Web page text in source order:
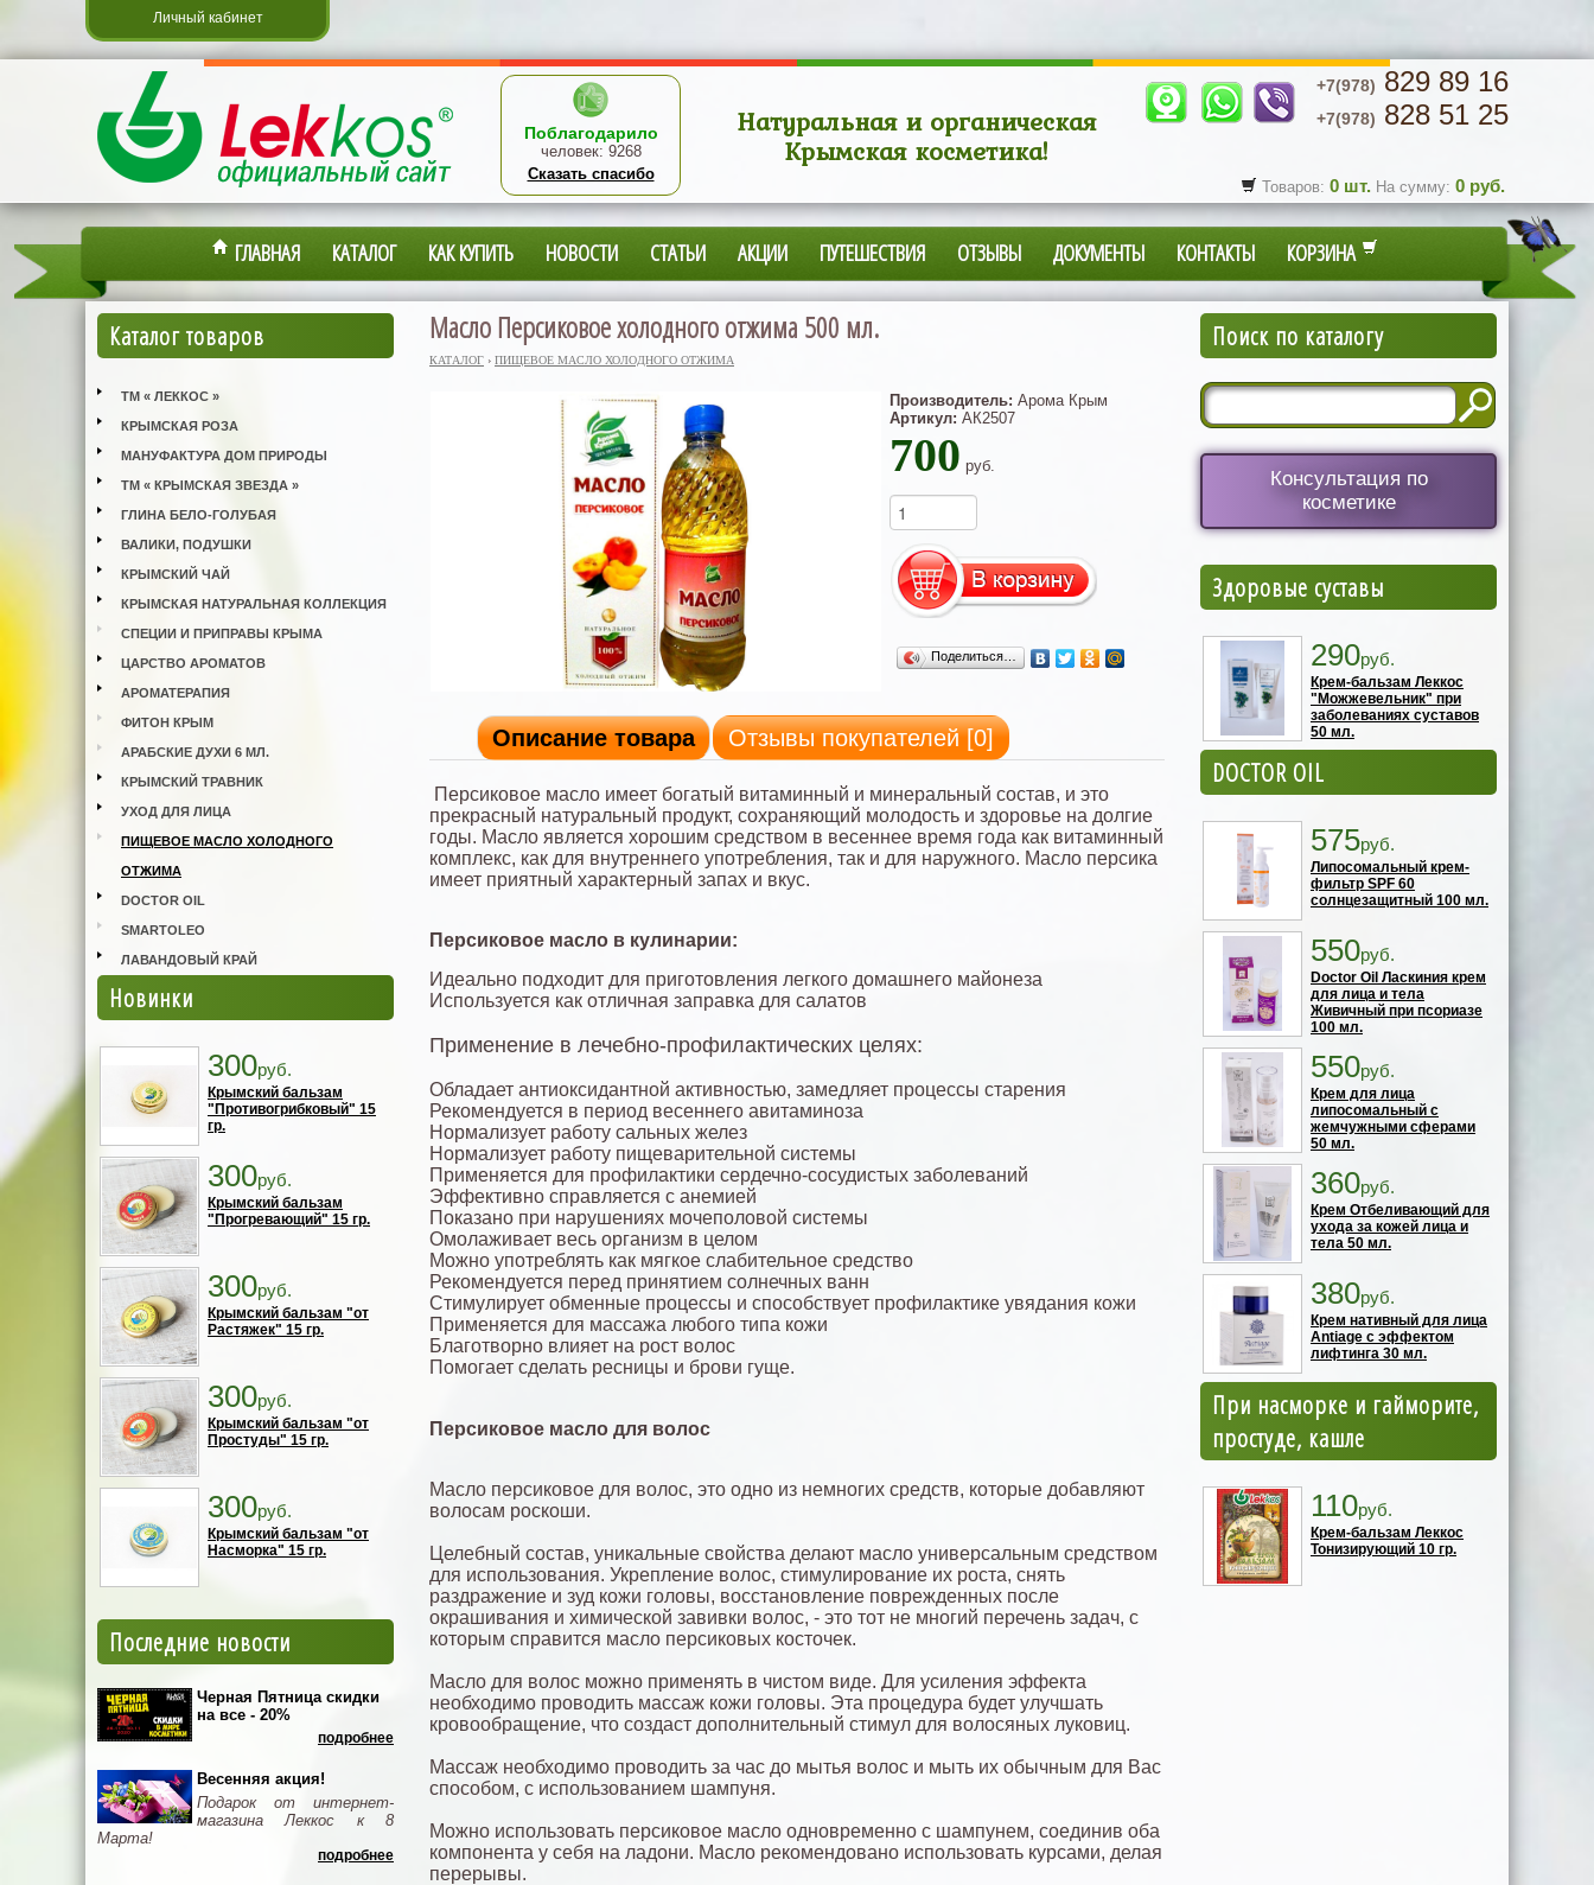
Личный кабинет
Поблагодарило
человек: 9268
Сказать спасибо
Натуральная и органическая
Крымская косметика!
+7(978) 829 89 16
+7(978) 828 51 25
Товаров: 0 шт. На сумму: 0 руб.
ГЛАВНАЯ КАТАЛОГ КАК КУПИТЬ НОВОСТИ СТАТЬИ АКЦИИ ПУТЕШЕСТВИЯ ОТЗЫВЫ ДОКУМЕНТЫ КОНТАКТЫ КОРЗИНА
Каталог товаров
ТМ « ЛЕККОС »
КРЫМСКАЯ РОЗА
МАНУФАКТУРА ДОМ ПРИРОДЫ
ТМ « КРЫМСКАЯ ЗВЕЗДА »
ГЛИНА БЕЛО-ГОЛУБАЯ
ВАЛИКИ, ПОДУШКИ
КРЫМСКИЙ ЧАЙ
КРЫМСКАЯ НАТУРАЛЬНАЯ КОЛЛЕКЦИЯ
СПЕЦИИ И ПРИПРАВЫ КРЫМА
ЦАРСТВО АРОМАТОВ
АРОМАТЕРАПИЯ
ФИТОН КРЫМ
АРАБСКИЕ ДУХИ 6 МЛ.
КРЫМСКИЙ ТРАВНИК
УХОД ДЛЯ ЛИЦА
ПИЩЕВОЕ МАСЛО ХОЛОДНОГО
ОТЖИМА
DOCTOR OIL
SMARTOLEO
ЛАВАНДОВЫЙ КРАЙ
Новинки
300руб.
Крымский бальзам
"Противогрибковый" 15
гр.
300руб.
Крымский бальзам
"Прогревающий" 15 гр.
300руб.
Крымский бальзам "от
Растяжек" 15 гр.
300руб.
Крымский бальзам "от
Простуды" 15 гр.
300руб.
Крымский бальзам "от
Насморка" 15 гр.
Последние новости
Черная Пятница скидки
на все - 20%
подробнее
Весенняя акция!
Подарок от интернет-
магазина Леккос к 8
Марта!
подробнее
Масло Персиковое холодного отжима 500 мл.
КАТАЛОГ › ПИЩЕВОЕ МАСЛО ХОЛОДНОГО ОТЖИМА
Производитель: Арома Крым
Артикул: АК2507
700 руб.
Поделиться…
Описание товара Отзывы покупателей [0]
Персиковое масло имеет богатый витаминный и минеральный состав, и это
прекрасный натуральный продукт, сохраняющий молодость и здоровье на долгие
годы. Масло является хорошим средством в весеннее время года как витаминный
комплекс, как для внутреннего употребления, так и для наружного. Масло персика
имеет приятный характерный запах и вкус.
Персиковое масло в кулинарии:
Идеально подходит для приготовления легкого домашнего майонеза
Используется как отличная заправка для салатов
Применение в лечебно-профилактических целях:
Обладает антиоксидантной активностью, замедляет процессы старения
Рекомендуется в период весеннего авитаминоза
Нормализует работу сальных желез
Нормализует работу пищеварительной системы
Применяется для профилактики сердечно-сосудистых заболеваний
Эффективно справляется с анемией
Показано при нарушениях мочеполовой системы
Омолаживает весь организм в целом
Можно употреблять как мягкое слабительное средство
Рекомендуется перед принятием солнечных ванн
Стимулирует обменные процессы и способствует профилактике увядания кожи
Применяется для массажа любого типа кожи
Благотворно влияет на рост волос
Помогает сделать ресницы и брови гуще.
Персиковое масло для волос
Масло персиковое для волос, это одно из немногих средств, которые добавляют
волосам роскоши.
Целебный состав, уникальные свойства делают масло универсальным средством
для использования. Укрепление волос, стимулирование их роста, снять
раздражение и зуд кожи головы, восстановление поврежденных после
окрашивания и химической завивки волос, - это тот не многий перечень задач, с
которым справится масло персиковых косточек.
Масло для волос можно применять в чистом виде. Для усиления эффекта
необходимо проводить массаж кожи головы. Эта процедура будет улучшать
кровообращение, что создаст дополнительный стимул для волосяных луковиц.
Массаж необходимо проводить за час до мытья волос и мыть их обычным для Вас
способом, с использованием шампуня.
Можно использовать персиковое масло одновременно с шампунем, соединив оба
компонента у себя на ладони. Масло рекомендовано использовать курсами, делая
перерывы.
Поиск по каталогу
Консультация по
косметике
Здоровые суставы
290руб.
Крем-бальзам Леккос
"Можжевельник" при
заболеваниях суставов
50 мл.
DOCTOR OIL
575руб.
Липосомальный крем-
фильтр SPF 60
солнцезащитный 100 мл.
550руб.
Doctor Oil Ласкиния крем
для лица и тела
Живичный при псориазе
100 мл.
550руб.
Крем для лица
липосомальный с
жемчужными сферами
50 мл.
360руб.
Крем Отбеливающий для
ухода за кожей лица и
тела 50 мл.
380руб.
Крем нативный для лица
Antiage с эффектом
лифтинга 30 мл.
При насморке и гайморите,
простуде, кашле
110руб.
Крем-бальзам Леккос
Тонизирующий 10 гр.